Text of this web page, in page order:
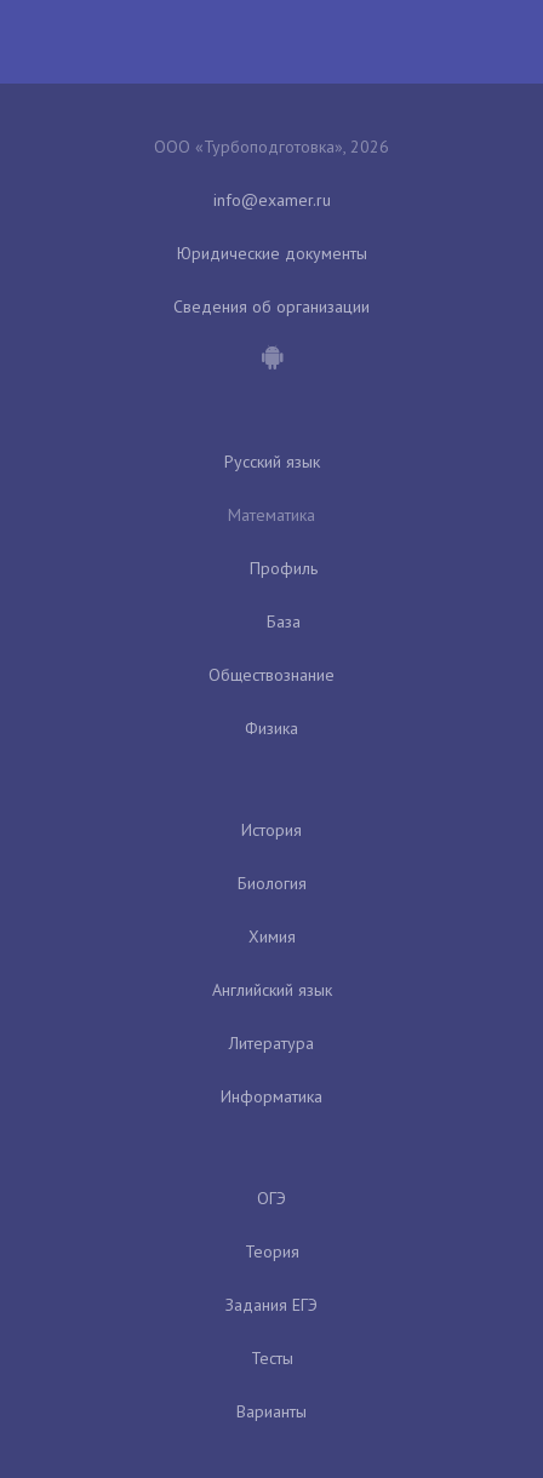
ООО «Турбоподготовка», 2026
Юридические документы
Сведения об организации
Русский язык
Математика
Профиль
База
Обществознание
Физика
История
Биология
Химия
Английский язык
Литература
Информатика
ОГЭ
Теория
Задания ЕГЭ
Тесты
Варианты